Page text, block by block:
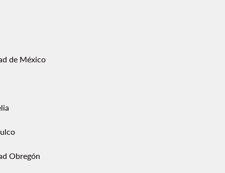
de México
Obregón